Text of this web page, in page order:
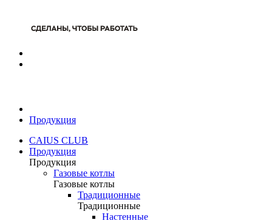
Продукция
CAIUS CLUB
Продукция
Продукция
Газовые котлы
Газовые котлы
Традиционные
Традиционные
Настенные